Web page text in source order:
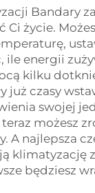
Bandary
Ci życie.
ile energii
kilku
już czasy
swojej
możesz
A najlepsza
klimatyzację
będziesz